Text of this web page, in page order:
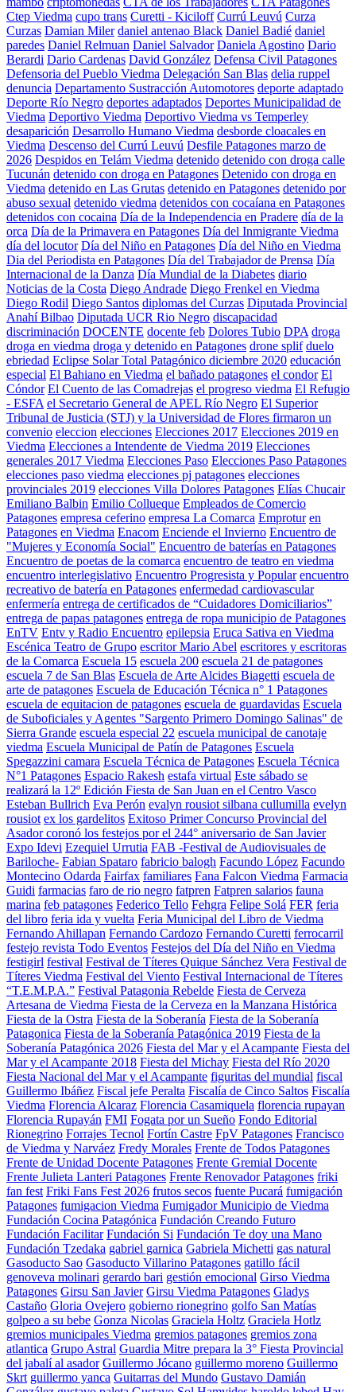
Ctep Viedma cupo trans Curetti - Kiciloff Currú Leuvú Curza
Curzas Damian Miler daniel antenao Black Daniel Badié daniel
paredes Daniel Relmuan Daniel Salvador Daniela Agostino Dario
Berardi Dario Cardenas David González Defensa Civil Patagones
Defensoria del Pueblo Viedma Delegación San Blas delia ruppel
denuncia Departamento Sustracción Automotores deporte adaptado
Deporte Río Negro deportes adaptados Deportes Municipalidad de
Viedma Deportivo Viedma Deportivo Viedma vs Temperley
desaparición Desarrollo Humano Viedma desborde cloacales en
Viedma Descenso del Currú Leuvú Desfile Patagones marzo de
2026 Despidos en Telám Viedma detenido detenido con droga calle
Tucunán detenido con droga en Patagones Detenido con droga en
Viedma detenido en Las Grutas detenido en Patagones detenido por
abuso sexual detenido viedma detenidos con cocaíana en Patagones
detenidos con cocaina Día de la Independencia en Pradere día de la
orca Día de la Primavera en Patagones Día del Inmigrante Viedma
día del locutor Día del Niño en Patagones Día del Niño en Viedma
Dia del Periodista en Patagones Día del Trabajador de Prensa Día
Internacional de la Danza Día Mundial de la Diabetes diario
Noticias de la Costa Diego Andrade Diego Frenkel en Viedma
Diego Rodil Diego Santos diplomas del Curzas Diputada Provincial
Anahí Bilbao Diputada UCR Rio Negro discapacidad
discriminación DOCENTE docente feb Dolores Tubio DPA droga
droga en viedma droga y detenido en Patagones drone splif duelo
ebriedad Eclipse Solar Total Patagónico diciembre 2020 educación
especial El Bahiano en Viedma el bañado patagones el condor El
Cóndor El Cuento de las Comadrejas el progreso viedma El Refugio
- ESFA el Secretario General de APEL Río Negro El Superior
Tribunal de Justicia (STJ) y la Universidad de Flores firmaron un
convenio eleccion elecciones Elecciones 2017 Elecciones 2019 en
Viedma Elecciones a Intendente de Viedma 2019 Elecciones
generales 2017 Viedma Elecciones Paso Elecciones Paso Patagones
elecciones paso viedma elecciones pj patagones elecciones
provinciales 2019 elecciones Villa Dolores Patagones Elías Chucair
Emiliano Balbin Emilio Collueque Empleados de Comercio
Patagones empresa ceferino empresa La Comarca Emprotur en
Patagones en Viedma Enacom Enciende el Invierno Encuentro de
"Mujeres y Economía Social" Encuentro de baterías en Patagones
Encuentro de poetas de la comarca encuentro de teatro en viedma
encuentro interlegislativo Encuentro Progresista y Popular encuentro
recreativo de batería en Patagones enfermedad cardiovascular
enfermería entrega de certificados de “Cuidadores Domiciliarios”
entrega de papas patagones entrega de ropa municipio de Patagones
EnTV Entv y Radio Encuentro epilepsia Eruca Sativa en Viedma
Escénica Teatro de Grupo escritor Mario Abel escritores y escritoras
de la Comarca Escuela 15 escuela 200 escuela 21 de patagones
escuela 7 de San Blas Escuela de Arte Alcides Biagetti escuela de
arte de patagones Escuela de Educación Técnica n° 1 Patagones
escuela de equitacion de patagones escuela de guardavidas Escuela
de Suboficiales y Agentes "Sargento Primero Domingo Salinas" de
Sierra Grande escuela especial 22 escuela municipal de canotaje
viedma Escuela Municipal de Patín de Patagones Escuela
Spegazzini camara Escuela Técnica de Patagones Escuela Técnica
N°1 Patagones Espacio Rakesh estafa virtual Este sábado se
realizará la 12º Edición Fiesta de San Juan en el Centro Vasco
Esteban Bullrich Eva Perón evalyn rousiot silbana cullumilla evelyn
rousiot ex los gardelitos Exitoso Primer Concurso Provincial del
Asador coronó los festejos por el 244° aniversario de San Javier
Expo Idevi Ezequiel Urrutia FAB -Festival de Audiovisuales de
Bariloche- Fabian Spataro fabricio balogh Facundo López Facundo
Montecino Odarda Fairfax familiares Fana Falcon Viedma Farmacia
Guidi farmacias faro de rio negro fatpren Fatpren salarios fauna
marina feb patagones Federico Tello Fehgra Felipe Solá FER feria
del libro feria ida y vuelta Feria Municipal del Libro de Viedma
Fernando Ahillapan Fernando Cardozo Fernando Curetti ferrocarril
festejo revista Todo Eventos Festejos del Día del Niño en Viedma
festigirl festival Festival de Títeres Quique Sánchez Vera Festival de
Títeres Viedma Festival del Viento Festival Internacional de Títeres
“T.E.M.P.A.” Festival Patagonia Rebelde Fiesta de Cerveza
Artesana de Viedma Fiesta de la Cerveza en la Manzana Histórica
Fiesta de la Ostra Fiesta de la Soberanía Fiesta de la Soberanía
Patagonica Fiesta de la Soberanía Patagónica 2019 Fiesta de la
Soberanía Patagónica 2026 Fiesta del Mar y el Acampante Fiesta del
Mar y el Acampante 2018 Fiesta del Michay Fiesta del Río 2020
Fiesta Nacional del Mar y el Acampante figuritas del mundial fiscal
Guillermo Ibáñez Fiscal jefe Peralta Fiscalía de Cinco Saltos Fiscalía
Viedma Florencia Alcaraz Florencia Casamiquela florencia rupayan
Florencia Rupayán FMI Fogata por un Sueño Fondo Editorial
Rionegrino Forrajes Tecnol Fortín Castre FpV Patagones Francisco
de Viedma y Narváez Fredy Morales Frente de Todos Patagones
Frente de Unidad Docente Patagones Frente Gremial Docente
Frente Julieta Lanteri Patagones Frente Renovador Patagones friki
fan fest Friki Fans Fest 2026 frutos secos fuente Pucará fumigación
Patagones fumigacion Viedma Fumigador Municipio de Viedma
Fundación Cocina Patagónica Fundación Creando Futuro
Fundación Facilitar Fundación Si Fundación Te doy una Mano
Fundación Tzedaka gabriel garnica Gabriela Michetti gas natural
Gasoducto Sao Gasoducto Villarino Patagones gatillo fácil
genoveva molinari gerardo bari gestión emocional Girso Viedma
Patagones Girsu San Javier Girsu Viedma Patagones Gladys
Castaño Gloria Ovejero gobierno rionegrino golfo San Matías
golpeo a su bebe Gonza Nicolas Graciela Holtz Graciela Hotlz
gremios municipales Viedma gremios patagones gremios zona
atlantica Grupo Astral Guardia Mitre prepara la 3° Fiesta Provincial
del jabalí al asador Guillermo Jócano guillermo moreno Guillermo
Skrt guillermo yanca Guitarras del Mundo Gustavo Damián